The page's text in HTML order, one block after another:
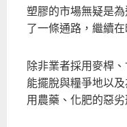
塑膠的市場無疑是
了一條通路，繼續
除非業者採用麥桿
能擺脫與糧爭地以
用農藥、化肥的惡劣